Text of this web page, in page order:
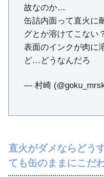
故なのか…
缶詰内面って直火に
グとか溶けてこない
表面のインクが肉に
ど…どうなんだろ
— 村崎
直火がダメならどう
ても缶のままにこだ